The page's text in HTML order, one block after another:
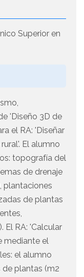
Superior en
'Diseño 3D de
el RA: 'Diseñar
El alumno
topografía del
de drenaje
plantaciones
de plantas
El RA: 'Calcular
mediante el
el alumno
plantas (m2